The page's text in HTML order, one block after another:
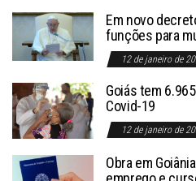
Em novo
funções para
12 de janeiro de
Goiás tem
Covid-19
12 de janeiro de
Obra em